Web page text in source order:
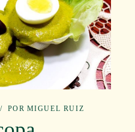
POR MIGUEL RUIZ